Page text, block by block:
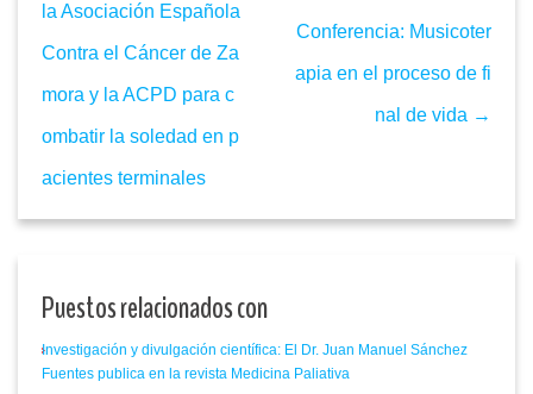
la Asociación Española
Contra el Cáncer de Za
mora y la ACPD para c
ombatir la soledad en p
acientes terminales
Conferencia: Musicoter
apia en el proceso de fi
nal de vida →
Puestos relacionados con
Investigación y divulgación científica: El Dr. Juan Manuel Sánchez
Fuentes publica en la revista Medicina Paliativa